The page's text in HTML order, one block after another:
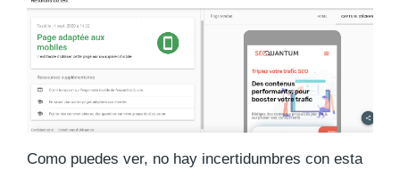
Como puedes ver, no hay incertidumbres con esta